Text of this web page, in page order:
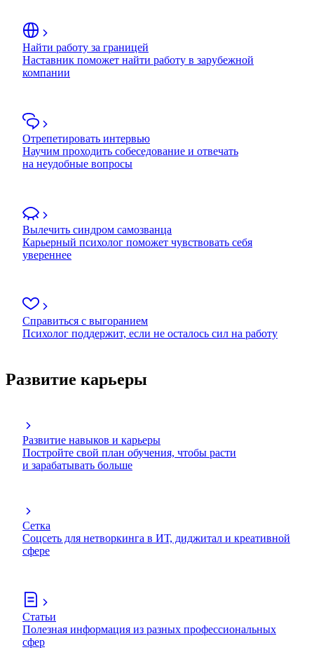
Найти работу за границей
Наставник поможет найти работу в зарубежной
компании
Отрепетировать интервью
Научим проходить собеседование и отвечать
на неудобные вопросы
Вылечить синдром самозванца
Карьерный психолог поможет чувствовать себя
увереннее
Справиться с выгоранием
Психолог поддержит, если не осталось сил на работу
Развитие карьеры
Развитие навыков и карьеры
Постройте свой план обучения, чтобы расти
и зарабатывать больше
Сетка
Соцсеть для нетворкинга в ИТ, диджитал и креативной
сфере
Статьи
Полезная информация из разных профессиональных
сфер